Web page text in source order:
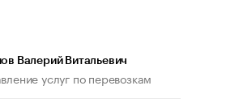
Валерий Витальевич
услуг по перевозкам